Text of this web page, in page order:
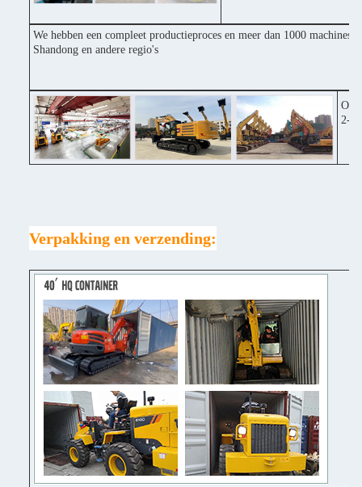
We hebben een compleet productieproces en meer dan 1000
Shandong en andere regio's
2-3
Verpakking en verzending: